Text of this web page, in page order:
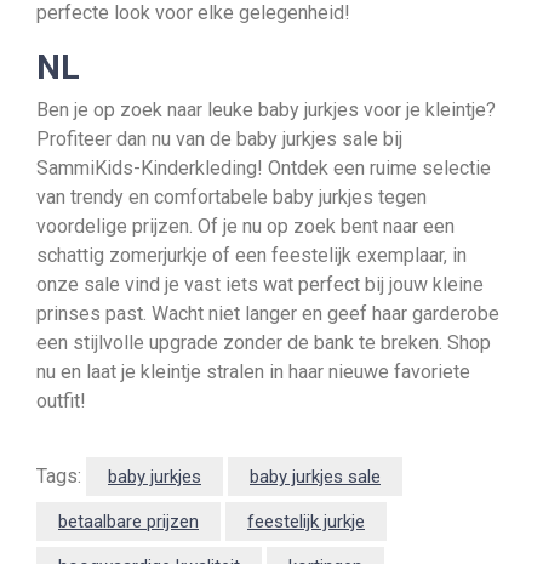
perfecte look voor elke gelegenheid!
NL
Ben je op zoek naar leuke baby jurkjes voor je kleintje?
Profiteer dan nu van de baby jurkjes sale bij
SammiKids-Kinderkleding! Ontdek een ruime selectie
van trendy en comfortabele baby jurkjes tegen
voordelige prijzen. Of je nu op zoek bent naar een
schattig zomerjurkje of een feestelijk exemplaar, in
onze sale vind je vast iets wat perfect bij jouw kleine
prinses past. Wacht niet langer en geef haar garderobe
een stijlvolle upgrade zonder de bank te breken. Shop
nu en laat je kleintje stralen in haar nieuwe favoriete
outfit!
Tags: baby jurkjes baby jurkjes sale
betaalbare prijzen feestelijk jurkje